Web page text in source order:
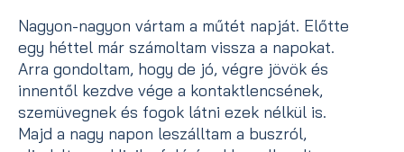
Nagyon-nagyon vártam a műtét napját. Előtte
egy héttel már számoltam vissza a napokat.
Arra gondoltam, hogy de jó, végre jövök és
innentől kezdve vége a kontaktlencsének,
szemüvegnek és fogok látni ezek nélkül is.
Majd a nagy napon leszálltam a buszról,